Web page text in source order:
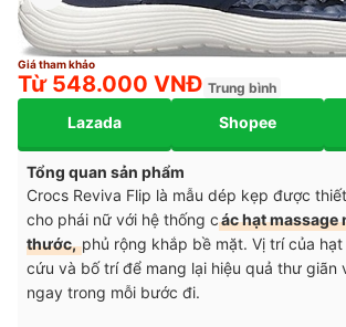
Giá tham khảo
Từ 548.000 VNĐ Trung bình
Lazada Shopee
Tổng quan sản phẩm
Crocs Reviva Flip là mẫu dép kẹp được
cho phái nữ với hệ thống các hạt massage
thước,phủ rộng khắp bề mặt. Vị trí của
cứu và bố trí để mang lại hiệu quả thư giãn
ngay trong mỗi bước đi.